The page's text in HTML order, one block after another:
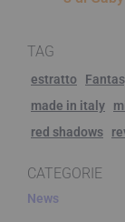
TAG
estratto
made in italy
red shadows
CATEGORIE
News